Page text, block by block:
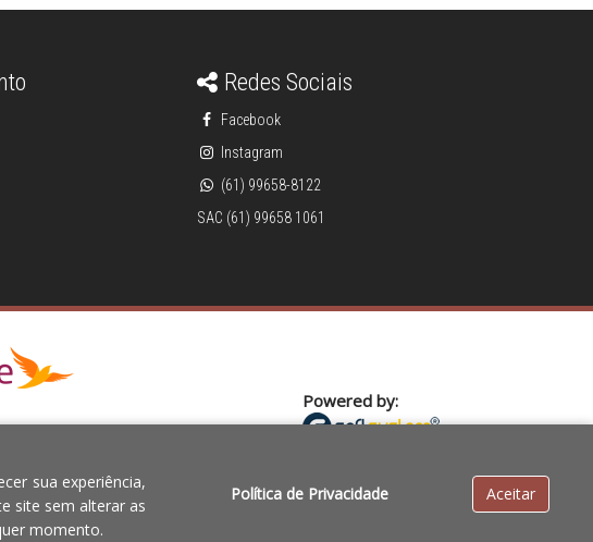
Redes Sociais
Facebook
Instagram
(61) 99658-8122
SAC (61) 99658 1061
Powered by:
sua experiência,
site sem alterar as
momento.
Política de Privacidade Aceitar